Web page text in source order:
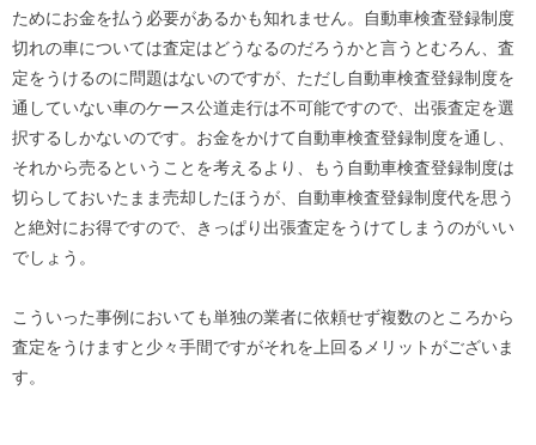
ためにお金を払う必要があるかも知れません。自動車検査登録制度
切れの車については査定はどうなるのだろうかと言うとむろん、査
定をうけるのに問題はないのですが、ただし自動車検査登録制度を
通していない車のケース公道走行は不可能ですので、出張査定を選
択するしかないのです。お金をかけて自動車検査登録制度を通し、
それから売るということを考えるより、もう自動車検査登録制度は
切らしておいたまま売却したほうが、自動車検査登録制度代を思う
と絶対にお得ですので、きっぱり出張査定をうけてしまうのがいい
でしょう。
こういった事例においても単独の業者に依頼せず複数のところから
査定をうけますと少々手間ですがそれを上回るメリットがございま
す。